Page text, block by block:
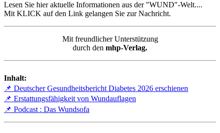
Lesen Sie hier aktuelle Informationen aus der "WUND"-Welt....
Mit KLICK auf den Link gelangen Sie zur Nachricht.
Mit freundlicher Unterstützung
durch den mhp-Verlag.
Inhalt:
📌 Deutscher Gesundheitsbericht Diabetes 2026 erschienen
📌 Erstattungsfähigkeit von Wundauflagen
📌 Podcast : Das Wundsofa